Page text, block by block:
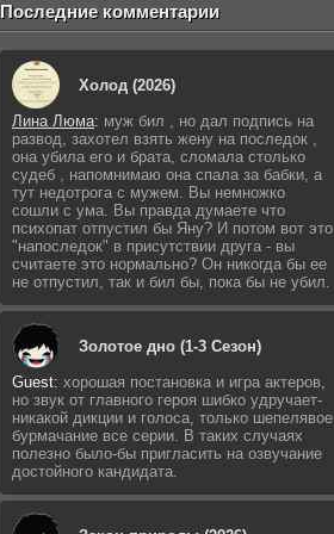
Последние комментарии
Холод (2026)
Лина Люма: муж бил , но дал подпись на
развод, захотел взять жену на последок ,
она убила его и брата, сломала столько
судеб , напомнимаю она спала за бабки, а
тут недотрога с мужем. Вы немножко
сошли с ума. Вы правда думаете что
психопат отпустил бы Яну? И потом вот это
"напоследок" в присутствии друга - вы
считаете это нормально? Он никогда бы ее
не отпустил, так и бил бы, пока бы не убил.
Золотое дно (1-3 Сезон)
Guest: хорошая постановка и игра актеров,
но звук от главного героя шибко удручает-
никакой дикции и голоса, только шепелявое
бурмачание все серии. В таких случаях
полезно было-бы пригласить на озвучание
достойного кандидата.